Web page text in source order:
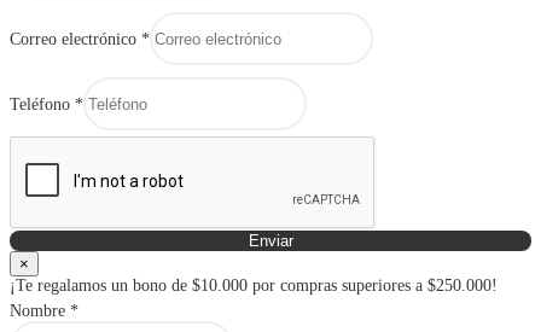
Correo electrónico *
Teléfono *
Enviar
×
¡Te regalamos un bono de $10.000 por compras superiores a $250.000!
Nombre *